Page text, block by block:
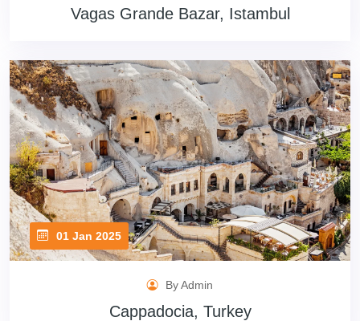
Vagas Grande Bazar, Istambul
01 Jan 2025
By Admin
Cappadocia, Turkey